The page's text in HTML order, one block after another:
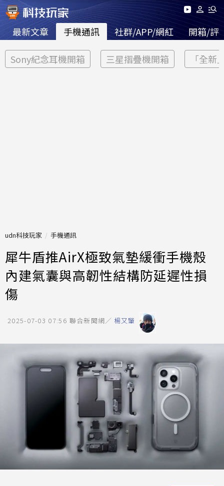
最新文章 手機通訊 社群/APP/網紅 開箱/評
Sony紀念耳機開箱 三星摺疊機開箱 「全新
udn科技玩家 手機通訊
犀牛盾推AirX極致氣墊緩衝手機殼
內建氣囊與高韌性結構防延遲性損
傷
2025-07-03 07:56 聯合新聞網／ 楊又肇